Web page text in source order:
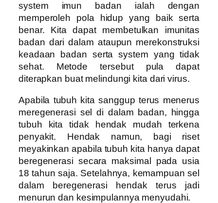
system imun badan ialah dengan
memperoleh pola hidup yang baik serta
benar. Kita dapat membetulkan imunitas
badan dari dalam ataupun merekonstruksi
keadaan badan serta system yang tidak
sehat. Metode tersebut pula dapat
diterapkan buat melindungi kita dari virus.
Apabila tubuh kita sanggup terus menerus
meregenerasi sel di dalam badan, hingga
tubuh kita tidak hendak mudah terkena
penyakit. Hendak namun, bagi riset
meyakinkan apabila tubuh kita hanya dapat
beregenerasi secara maksimal pada usia
18 tahun saja. Setelahnya, kemampuan sel
dalam beregenerasi hendak terus jadi
menurun dan kesimpulannya menyudahi.